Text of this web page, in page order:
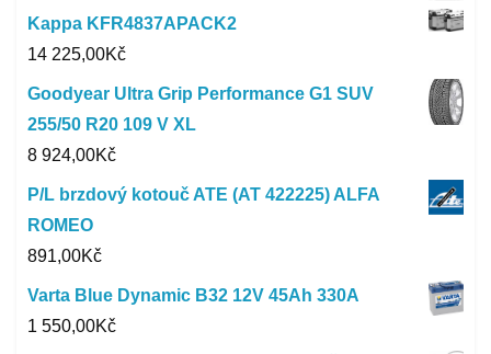
Kappa KFR4837APACK2
14 225,00Kč
Goodyear Ultra Grip Performance G1 SUV
255/50 R20 109 V XL
8 924,00Kč
P/L brzdový kotouč ATE (AT 422225) ALFA
ROMEO
891,00Kč
Varta Blue Dynamic B32 12V 45Ah 330A
1 550,00Kč